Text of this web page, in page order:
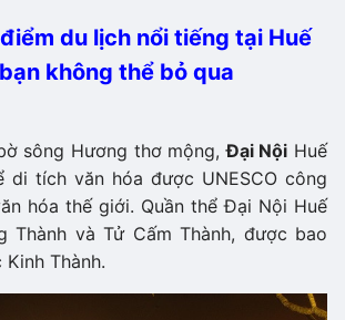
du lịch nổi tiếng tại Huế
không thể bỏ qua
sông Hương thơ mộng,Đại Nội Huế
di tích văn hóa được UNESCO công
hóa thế giới. Quần thể Đại Nội Huế
Thành và Tử Cấm Thành, được bao
Thành.